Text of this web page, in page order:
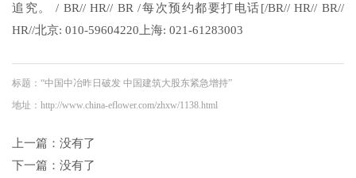
追究。 / BR// HR// BR /每次预约都要打电话[/BR// HR// BR//
HR//北京: 010-59604220上海: 021-61283003
标题：“中国中冶昨日破发 中国建筑大股东紧急增持”
地址：http://www.china-eflower.com/zhxw/1138.html
上一篇：没有了
下一篇：没有了